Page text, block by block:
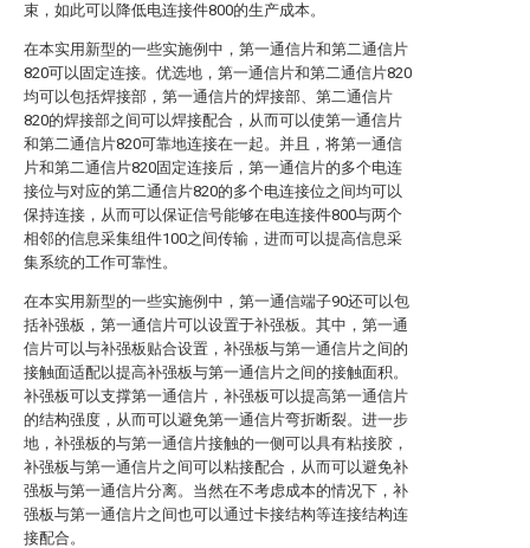
束，如此可以降低电连接件800的生产成本。
在本实用新型的一些实施例中，第一通信片和第二通信片
820可以固定连接。优选地，第一通信片和第二通信片820
均可以包括焊接部，第一通信片的焊接部、第二通信片
820的焊接部之间可以焊接配合，从而可以使第一通信片
和第二通信片820可靠地连接在一起。并且，将第一通信
片和第二通信片820固定连接后，第一通信片的多个电连
接位与对应的第二通信片820的多个电连接位之间均可以
保持连接，从而可以保证信号能够在电连接件800与两个
相邻的信息采集组件100之间传输，进而可以提高信息采
集系统的工作可靠性。
在本实用新型的一些实施例中，第一通信端子90还可以包
括补强板，第一通信片可以设置于补强板。其中，第一通
信片可以与补强板贴合设置，补强板与第一通信片之间的
接触面适配以提高补强板与第一通信片之间的接触面积。
补强板可以支撑第一通信片，补强板可以提高第一通信片
的结构强度，从而可以避免第一通信片弯折断裂。进一步
地，补强板的与第一通信片接触的一侧可以具有粘接胶，
补强板与第一通信片之间可以粘接配合，从而可以避免补
强板与第一通信片分离。当然在不考虑成本的情况下，补
强板与第一通信片之间也可以通过卡接结构等连接结构连
接配合。